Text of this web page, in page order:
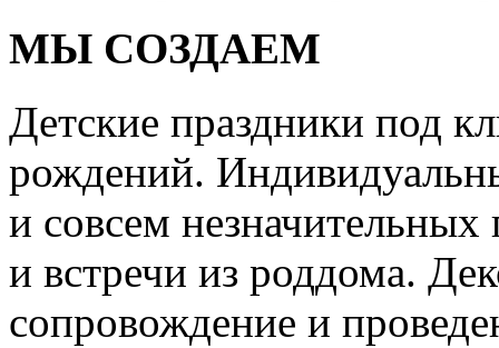
МЫ СОЗДАЕМ
Детские праздники под
рождений.
и совсем
и встречи из роддома.
сопровождение и